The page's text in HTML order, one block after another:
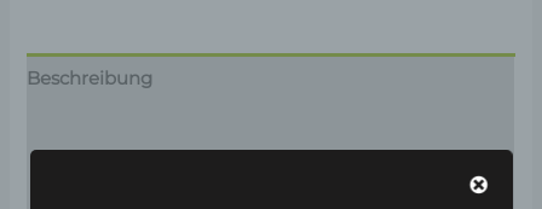
Beschreibung